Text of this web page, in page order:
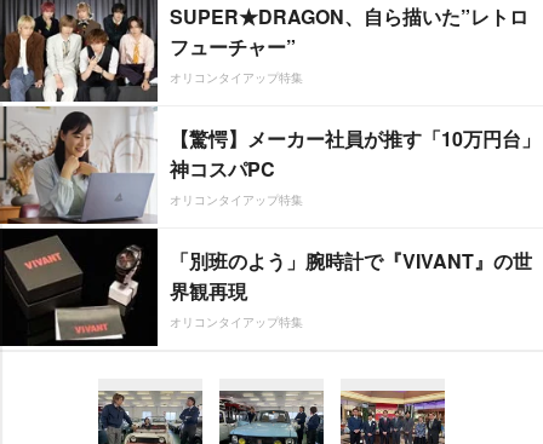
SUPER★DRAGON、自ら描いた”レトロ
フューチャー”
オリコンタイアップ特集
【驚愕】メーカー社員が推す「10万円台」
神コスパPC
オリコンタイアップ特集
「別班のよう」腕時計で『VIVANT』の世
界観再現
オリコンタイアップ特集